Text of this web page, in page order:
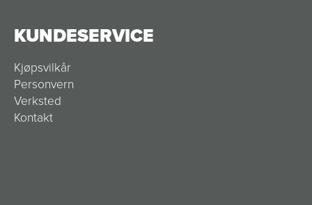
KUNDESERVICE
Kjøpsvilkår
Personvern
Verksted
Kontakt